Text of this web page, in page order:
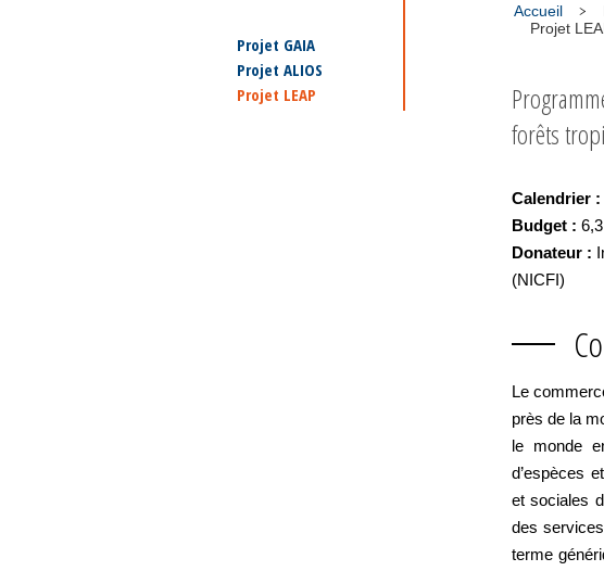
Accueil
Projet
Projet GAIA
Projet ALIOS
Projet LEAP
forêts
Calendrier :
Budget :
Donateur :
(NICFI)
Le
près de la
le monde
d’espèces
et sociales
des
terme